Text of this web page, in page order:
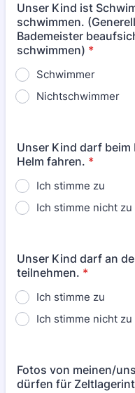
Unser Kind ist
schwimmen.
Bademeister
schwimmen) *
Schwimmer
Nichtschwimmer
Unser Kind darf
Helm fahren. *
Ich stimme zu
Ich stimme nicht zu
Unser Kind darf an
teilnehmen. *
Ich stimme zu
Ich stimme nicht zu
Fotos von meinen/
dürfen für